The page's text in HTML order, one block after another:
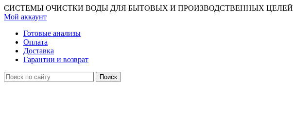
СИСТЕМЫ ОЧИСТКИ ВОДЫ ДЛЯ БЫТОВЫХ И ПРОИЗВОДСТВЕННЫХ ЦЕЛЕЙ
Мой аккаунт
Готовые анализы
Оплата
Доставка
Гарантии и возврат
Поиск